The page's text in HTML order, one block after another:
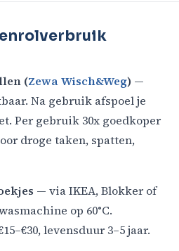
(Zewa Wisch&Weg) —
Na gebruik afspoel je
Per gebruik 30x goedkoper
droge taken, spatten,
— via IKEA, Blokker of
op 60°C.
levensduur 3–5 jaar.